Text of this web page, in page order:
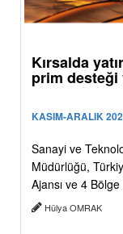
Kırsalda
prim
KASIM-ARALIK
Sanayi ve
Müdürlüğü,
Ajansı ve 4
Hülya OMRAK